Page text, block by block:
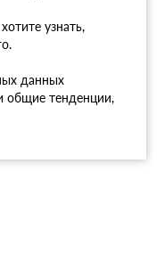
узнать,
данных
общие тенденции,